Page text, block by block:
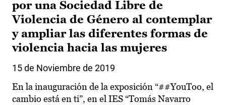
por una Sociedad Libre de
Violencia de Género al contemplar
y ampliar las diferentes formas de
violencia hacia las mujeres
15 de Noviembre de 2019
En la inauguración de la exposición “##YouToo, el
cambio está en ti”, en el IES “Tomás Navarro